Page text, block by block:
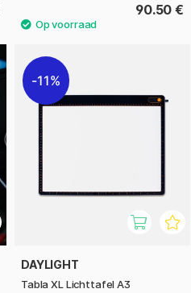
90.50 €
11%
DAYLIGHT
Tabla XL Lichttafel A3